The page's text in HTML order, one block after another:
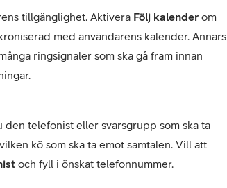
tillgänglighet. Aktivera Följ kalender om
med användarens kalender. Annars
ringsignaler som ska gå fram innan
den telefonist eller svarsgrupp som ska ta
kö som ska ta emot samtalen. Vill att
och fyll i önskat telefonnummer.